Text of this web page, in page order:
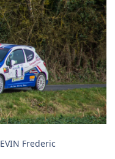
Frederic